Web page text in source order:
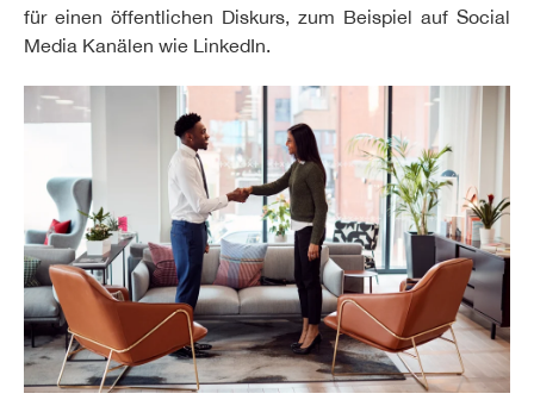
für einen öffentlichen Diskurs, zum Beispiel auf Social
Media Kanälen wie LinkedIn.